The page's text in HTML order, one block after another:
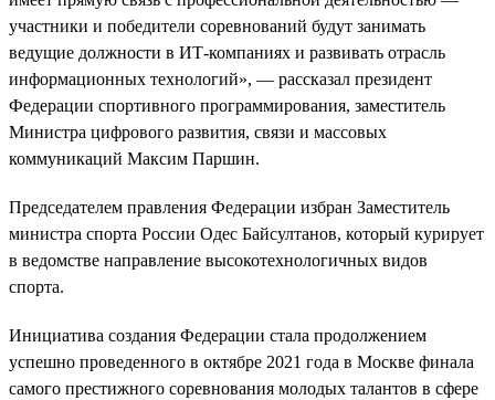
участники и победители соревнований будут занимать
ведущие должности в ИТ-компаниях и развивать отрасль
информационных технологий», — рассказал президент
Федерации спортивного программирования, заместитель
Министра цифрового развития, связи и массовых
коммуникаций Максим Паршин.
Председателем правления Федерации избран Заместитель
министра спорта России Одес Байсултанов, который курирует
в ведомстве направление высокотехнологичных видов
спорта.
Инициатива создания Федерации стала продолжением
успешно проведенного в октябре 2021 года в Москве финала
самого престижного соревнования молодых талантов в сфере